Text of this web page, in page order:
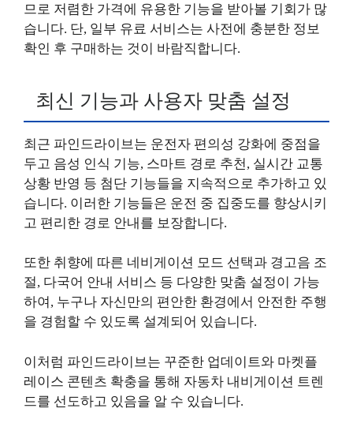
므로 저렴한 가격에 유용한 기능을 받아볼 기회가 많
습니다. 단, 일부 유료 서비스는 사전에 충분한 정보
확인 후 구매하는 것이 바람직합니다.
최신 기능과 사용자 맞춤 설정
최근 파인드라이브는 운전자 편의성 강화에 중점을
두고 음성 인식 기능, 스마트 경로 추천, 실시간 교통
상황 반영 등 첨단 기능들을 지속적으로 추가하고 있
습니다. 이러한 기능들은 운전 중 집중도를 향상시키
고 편리한 경로 안내를 보장합니다.
또한 취향에 따른 네비게이션 모드 선택과 경고음 조
절, 다국어 안내 서비스 등 다양한 맞춤 설정이 가능
하여, 누구나 자신만의 편안한 환경에서 안전한 주행
을 경험할 수 있도록 설계되어 있습니다.
이처럼 파인드라이브는 꾸준한 업데이트와 마켓플
레이스 콘텐츠 확충을 통해 자동차 내비게이션 트렌
드를 선도하고 있음을 알 수 있습니다.